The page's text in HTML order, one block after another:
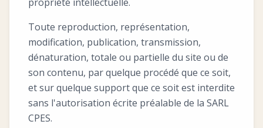
Toute reproduction, représentation,
modification, publication, transmission,
dénaturation, totale ou partielle du site ou de
son contenu, par quelque procédé que ce soit,
et sur quelque support que ce soit est interdite
sans l'autorisation écrite préalable de la SARL
CPES.